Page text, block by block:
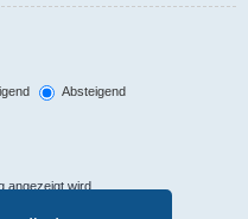
Absteigend
angezeigt wird.